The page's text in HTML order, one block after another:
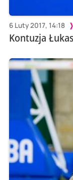
6 Luty 2017, 14:18
Kontuzja